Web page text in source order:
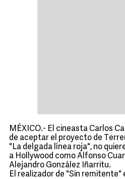
MÉXICO.- El cineasta Carlos
de aceptar el proyecto de
"La delgada línea roja", no
a Hollywood como Alfonso
Alejandro González Iñarritu.
El realizador de "Sin